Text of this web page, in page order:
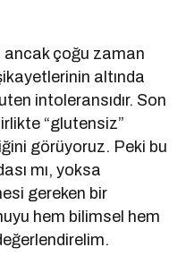
ancak çoğu zaman
altında
intoleransıdır. Son
“glutensiz”
görüyoruz. Peki bu
mı, yoksa
gereken bir
hem bilimsel hem